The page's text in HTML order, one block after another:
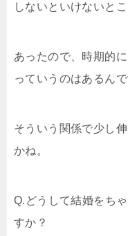
しないといけないと
あったので、時期的
っていうのはあるんで
そういう関係で少し
かね。
Q.どうして結婚をち
すか？